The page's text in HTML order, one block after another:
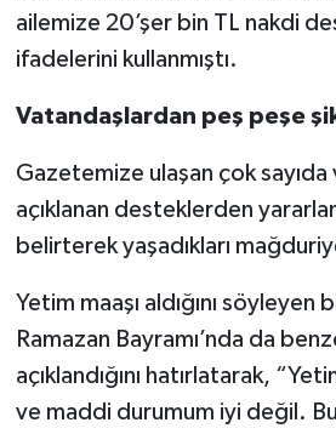
ailemize 20’şer bin TL nakdi
ifadelerini kullanmıştı.
Vatandaşlardan peş peşe
Gazetemize ulaşan çok
açıklanan desteklerden
belirterek yaşadıkları
Yetim maaşı aldığını söyleyen
Ramazan Bayramı’nda da
açıklandığını hatırlatarak,
ve maddi durumum iyi değil.